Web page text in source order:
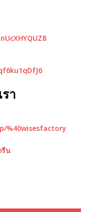
า
%40wisesfactory
รีน